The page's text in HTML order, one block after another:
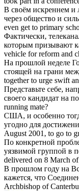
В своём искреннем и
через общество и
even get to primary
Фактически,
которым призывают
vehicle for reform and
На прошлой неделе
стоящей на грани
together to urge swift
Представьте себе,
своего кандидат на
running mate?
США, и особенно
угодно для
August 2001, to go to
По конкретной
уязвимой группой в
delivered on 8 March
В прошлом году на
кажется, что
Archbishop of